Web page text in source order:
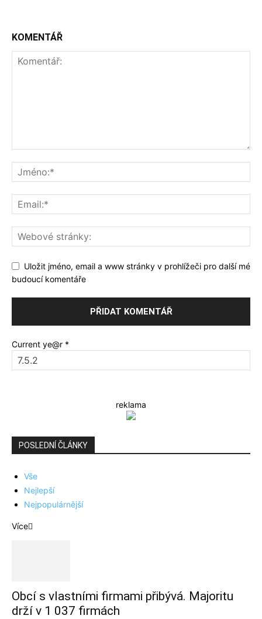
KOMENTÁŘ
Uložit jméno, email a www stránky v prohlížeči pro další mé
budoucí komentáře
Current ye@r *
reklama
POSLEDNÍ ČLÁNKY
Vše
Nejlepší
Nejpopulárnější
Více
Obcí s vlastními firmami přibývá. Majoritu
drží v 1 037 firmách